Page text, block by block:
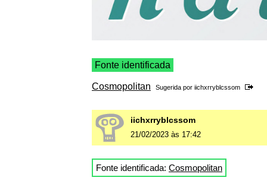
Fonte identificada
Cosmopolitan Sugerida por iichxrryblcssom
iichxrryblcssom
21/02/2023 às 17:42
Fonte identificada: Cosmopolitan